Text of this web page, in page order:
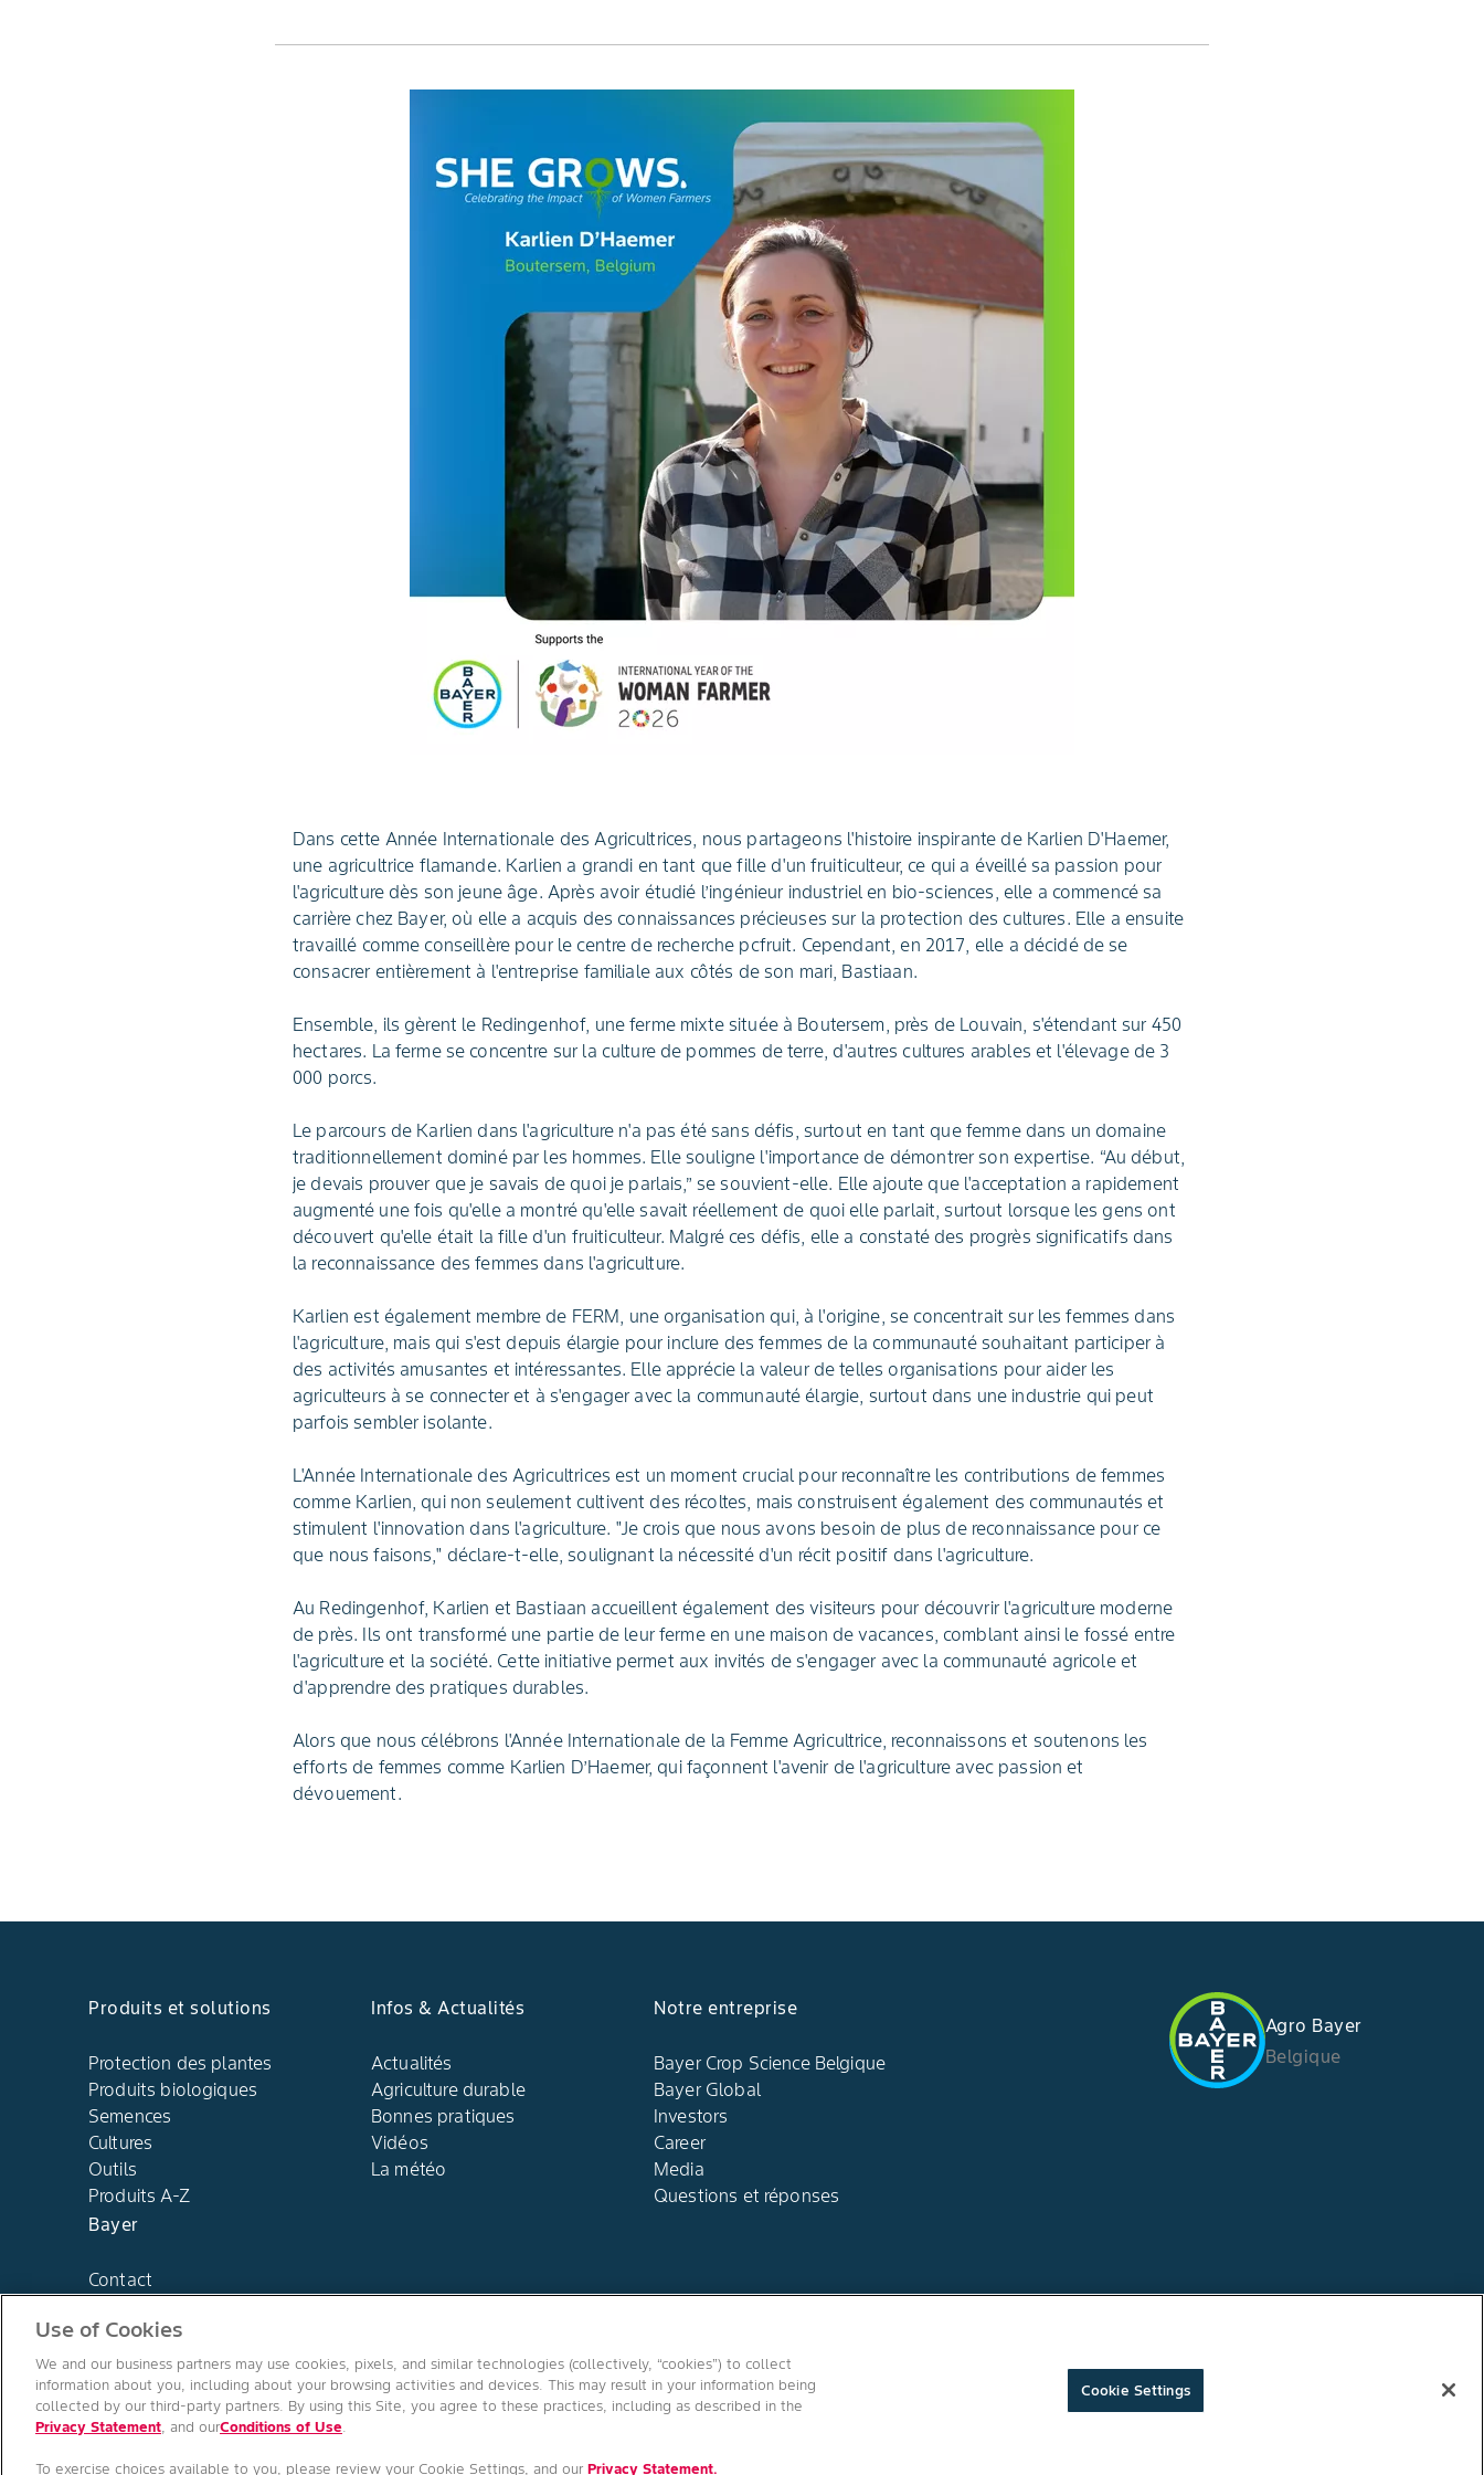
Dans cette Année Internationale des Agricultrices, nous partageons l'histoire inspirante de Karlien D'Haemer,
une agricultrice flamande. Karlien a grandi en tant que fille d'un fruiticulteur, ce qui a éveillé sa passion pour
l'agriculture dès son jeune âge. Après avoir étudié l’ingénieur industriel en bio-sciences, elle a commencé sa
carrière chez Bayer, où elle a acquis des connaissances précieuses sur la protection des cultures. Elle a ensuite
travaillé comme conseillère pour le centre de recherche pcfruit. Cependant, en 2017, elle a décidé de se
consacrer entièrement à l'entreprise familiale aux côtés de son mari, Bastiaan.
Ensemble, ils gèrent le Redingenhof, une ferme mixte située à Boutersem, près de Louvain, s'étendant sur 450
hectares. La ferme se concentre sur la culture de pommes de terre, d'autres cultures arables et l'élevage de 3
000 porcs.
Le parcours de Karlien dans l'agriculture n'a pas été sans défis, surtout en tant que femme dans un domaine
traditionnellement dominé par les hommes. Elle souligne l'importance de démontrer son expertise. “Au début,
je devais prouver que je savais de quoi je parlais,” se souvient-elle. Elle ajoute que l'acceptation a rapidement
augmenté une fois qu'elle a montré qu'elle savait réellement de quoi elle parlait, surtout lorsque les gens ont
découvert qu'elle était la fille d'un fruiticulteur. Malgré ces défis, elle a constaté des progrès significatifs dans
la reconnaissance des femmes dans l'agriculture.
Karlien est également membre de FERM, une organisation qui, à l'origine, se concentrait sur les femmes dans
l'agriculture, mais qui s'est depuis élargie pour inclure des femmes de la communauté souhaitant participer à
des activités amusantes et intéressantes. Elle apprécie la valeur de telles organisations pour aider les
agriculteurs à se connecter et à s'engager avec la communauté élargie, surtout dans une industrie qui peut
parfois sembler isolante.
L'Année Internationale des Agricultrices est un moment crucial pour reconnaître les contributions de femmes
comme Karlien, qui non seulement cultivent des récoltes, mais construisent également des communautés et
stimulent l'innovation dans l'agriculture. "Je crois que nous avons besoin de plus de reconnaissance pour ce
que nous faisons," déclare-t-elle, soulignant la nécessité d'un récit positif dans l'agriculture.
Au Redingenhof, Karlien et Bastiaan accueillent également des visiteurs pour découvrir l'agriculture moderne
de près. Ils ont transformé une partie de leur ferme en une maison de vacances, comblant ainsi le fossé entre
l'agriculture et la société. Cette initiative permet aux invités de s'engager avec la communauté agricole et
d'apprendre des pratiques durables.
Alors que nous célébrons l'Année Internationale de la Femme Agricultrice, reconnaissons et soutenons les
efforts de femmes comme Karlien D’Haemer, qui façonnent l'avenir de l'agriculture avec passion et
dévouement.
Produits et solutions
Protection des plantes
Produits biologiques
Semences
Cultures
Outils
Produits A-Z
Infos & Actualités
Actualités
Agriculture durable
Bonnes pratiques
Vidéos
La météo
Notre entreprise
Bayer Crop Science Belgique
Bayer Global
Investors
Career
Media
Questions et réponses
Bayer
Contact
Agro Bayer
Belgique
Use of Cookies
We and our business partners may use cookies, pixels, and similar technologies (collectively, “cookies”) to collect
information about you, including about your browsing activities and devices. This may result in your information being
collected by our third-party partners. By using this Site, you agree to these practices, including as described in the
Privacy Statement, and ourConditions of Use.
To exercise choices available to you, please review your Cookie Settings, and our Privacy Statement.
Cookie Settings